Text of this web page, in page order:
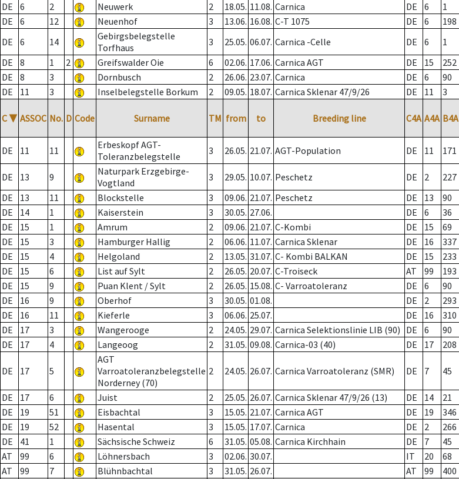
DE
6 2 Neuwerk 2 18.05. 11.08. Carnica DE 6 1
DE
6 12 Neuenhof 3 13.06. 16.08. C-T 1075 DE 6 198
DE
6 14
Gebirgsbelegstelle
Torfhaus
3 25.05. 06.07. Carnica -Celle DE 6 1
DE
8 1 2 Greifswalder Oie 6 02.06. 17.06. Carnica AGT DE 15 252
DE
8 3 Dornbusch 2 26.06. 23.07. Carnica DE 6 90
DE
11 3 Inselbelegstelle Borkum 2 09.05. 18.07. Carnica Sklenar 47/9/26 DE 11 3
C ▼ ASSOC No. D Code Surname TM from to Breeding line C4A A4A B4A
DE 11 11
Erbeskopf AGT-
Toleranzbelegstelle
3 26.05. 21.07. AGT-Population DE 11 171
DE 13 9
Naturpark Erzgebirge-
Vogtland
3 29.05. 10.07. Peschetz DE 2 227
DE
13 11 Blockstelle 3 09.06. 21.07. Peschetz DE 13 90
DE
14 1 Kaiserstein 3 30.05. 27.06. DE 6 36
DE
15 1 Amrum 2 09.06. 21.07. C-Kombi DE 15 69
DE
15 3 Hamburger Hallig 2 06.06. 11.07. Carnica Sklenar DE 16 337
DE
15 4 Helgoland 2 13.05. 31.07. C- Kombi BALKAN DE 15 233
DE
15 6 List auf Sylt 2 26.05. 20.07. C-Troiseck AT 99 193
DE
15 9 Puan Klent / Sylt 2 26.05. 15.08. C- Varroatoleranz DE 6 90
DE
16 9 Oberhof 3 30.05. 01.08. DE 2 293
DE
16 11 Kieferle 3 06.06. 25.07. DE 16 310
DE
17 3 Wangerooge 2 24.05. 29.07. Carnica Selektionslinie LIB (90) DE 6 90
DE
17 4 Langeoog 2 31.05. 09.08. Carnica-03 (40) DE 17 208
DE 17 5
AGT
Varroatoleranzbelegstelle
Norderney (70)
2 24.05. 26.07. Carnica Varroatoleranz (SMR) DE 7 45
DE 17 6 Juist 2 25.05. 26.07. Carnica Sklenar 47/9/26 (13) DE 14 21
DE
19 51 Eisbachtal 3 15.05. 21.07. Carnica AGT DE 19 346
DE
19 52 Hasental 3 15.05. 17.07. Carnica DE 2 266
DE
41 1 Sächsische Schweiz 6 31.05. 05.08. Carnica Kirchhain DE 7 45
AT
99 6 Löhnersbach 3 02.06. 30.07. IT 20 68
AT
99 7 Blühnbachtal 3 31.05. 26.07. AT 99 400